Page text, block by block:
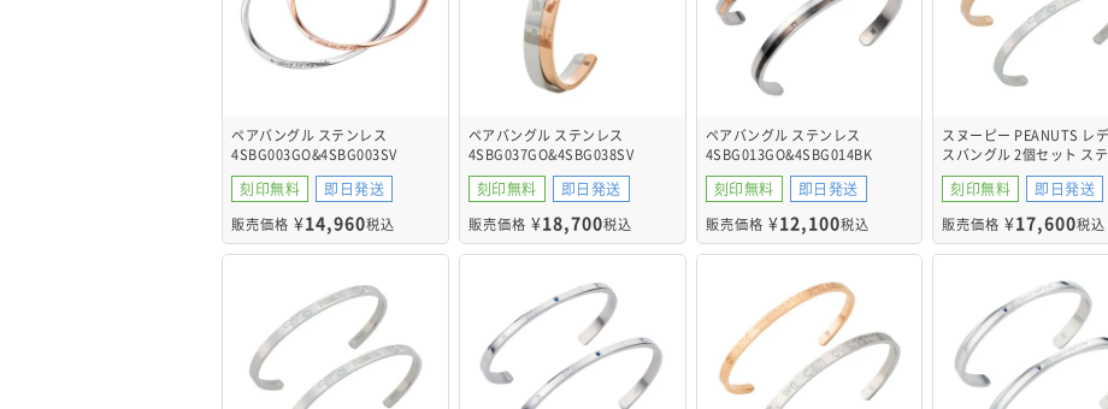
ペアバングル ステンレス
4SBG003GO&4SBG003SV
刻印無料 即日発送
販売価格 ¥14,960税込
ペアバングル ステンレス
4SBG037GO&4SBG038SV
刻印無料 即日発送
販売価格 ¥18,700税込
ペアバングル ステンレス
4SBG013GO&4SBG014BK
刻印無料 即日発送
販売価格 ¥12,100税込
スヌーピー PEANUTS レ
スバングル 2個セット ス
PNST003GO&PNST003SV
刻印無料 即日発送
販売価格 ¥17,600税込